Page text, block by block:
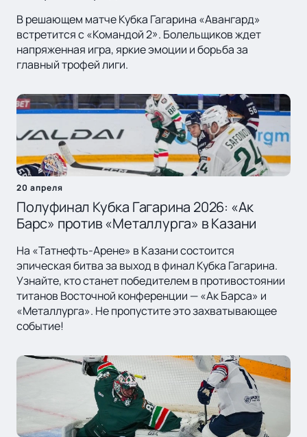
В решающем матче Кубка Гагарина «Авангард»
встретится с «Командой 2». Болельщиков ждет
напряженная игра, яркие эмоции и борьба за
главный трофей лиги.
20 апреля
Полуфинал Кубка Гагарина 2026: «Ак
Барс» против «Металлурга» в Казани
На «Татнефть-Арене» в Казани состоится
эпическая битва за выход в финал Кубка Гагарина.
Узнайте, кто станет победителем в противостоянии
титанов Восточной конференции — «Ак Барса» и
«Металлурга». Не пропустите это захватывающее
событие!